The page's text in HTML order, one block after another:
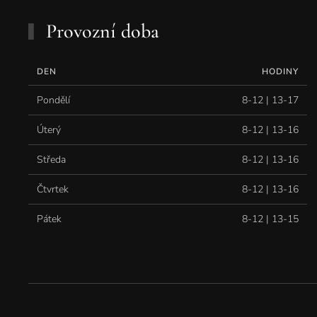
Provozní doba
DEN HODINY
Pondělí 8-12 | 13-17
Úterý 8-12 | 13-16
Středa 8-12 | 13-16
Čtvrtek 8-12 | 13-16
Pátek 8-12 | 13-15